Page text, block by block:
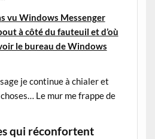
vu Windows Messenger
à côté du fauteuil et d’où
le bureau de Windows
je continue à chialer et
Le mur me frappe de
qui réconfortent